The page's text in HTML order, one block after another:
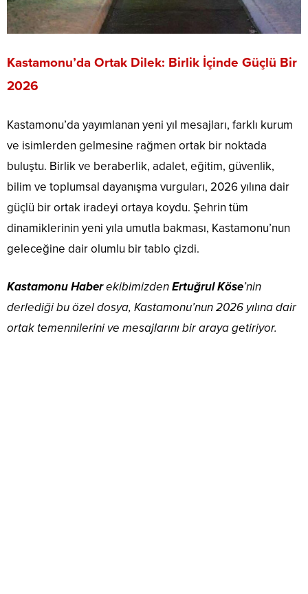
Kastamonu’da Ortak Dilek: Birlik İçinde Güçlü Bir
2026
Kastamonu’da yayımlanan yeni yıl mesajları, farklı kurum
ve isimlerden gelmesine rağmen ortak bir noktada
buluştu. Birlik ve beraberlik, adalet, eğitim, güvenlik,
bilim ve toplumsal dayanışma vurguları, 2026 yılına dair
güçlü bir ortak iradeyi ortaya koydu. Şehrin tüm
dinamiklerinin yeni yıla umutla bakması, Kastamonu’nun
geleceğine dair olumlu bir tablo çizdi.
Kastamonu HaberekibimizdenErtuğrul Köse’nin
derlediği bu özel dosya, Kastamonu’nun 2026 yılına dair
ortak temennilerini ve mesajlarını bir araya getiriyor.